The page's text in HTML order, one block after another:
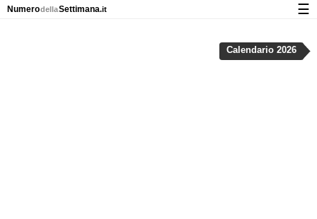
Calendario 2026
NumerodellaSettimana.it ☰